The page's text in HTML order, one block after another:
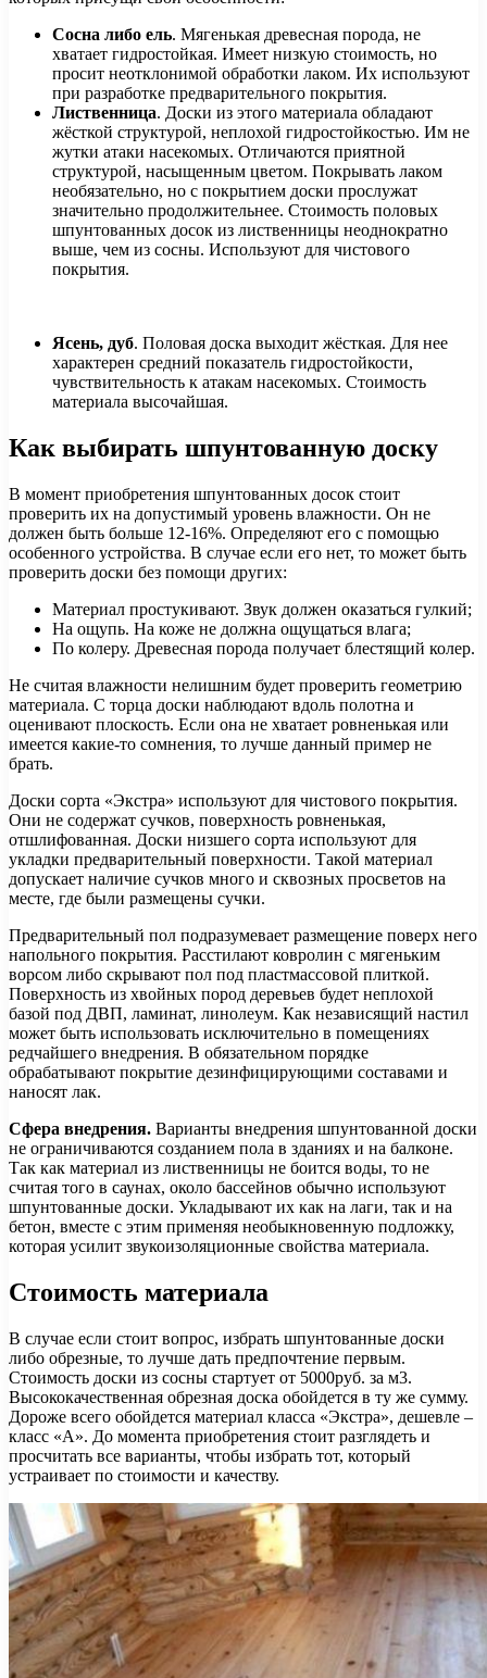
Сосна либо ель. Мягенькая древесная порода, не
хватает гидростойкая. Имеет низкую стоимость, но
просит неотклонимой обработки лаком. Их используют
при разработке предварительного покрытия.
Лиственница. Доски из этого материала обладают
жёсткой структурой, неплохой гидростойкостью. Им не
жутки атаки насекомых. Отличаются приятной
структурой, насыщенным цветом. Покрывать лаком
необязательно, но с покрытием доски прослужат
значительно продолжительнее. Стоимость половых
шпунтованных досок из лиственницы неоднократно
выше, чем из сосны. Используют для чистового
покрытия.
Ясень, дуб. Половая доска выходит жёсткая. Для нее
характерен средний показатель гидростойкости,
чувствительность к атакам насекомых. Стоимость
материала высочайшая.
Как выбирать шпунтованную доску
В момент приобретения шпунтованных досок стоит
проверить их на допустимый уровень влажности. Он не
должен быть больше 12-16%. Определяют его с помощью
особенного устройства. В случае если его нет, то может быть
проверить доски без помощи других:
Материал простукивают. Звук должен оказаться гулкий;
На ощупь. На коже не должна ощущаться влага;
По колеру. Древесная порода получает блестящий колер.
Не считая влажности нелишним будет проверить геометрию
материала. С торца доски наблюдают вдоль полотна и
оценивают плоскость. Если она не хватает ровненькая или
имеется какие-то сомнения, то лучше данный пример не
брать.
Доски сорта «Экстра» используют для чистового покрытия.
Они не содержат сучков, поверхность ровненькая,
отшлифованная. Доски низшего сорта используют для
укладки предварительный поверхности. Такой материал
допускает наличие сучков много и сквозных просветов на
месте, где были размещены сучки.
Предварительный пол подразумевает размещение поверх него
напольного покрытия. Расстилают ковролин с мягеньким
ворсом либо скрывают пол под пластмассовой плиткой.
Поверхность из хвойных пород деревьев будет неплохой
базой под ДВП, ламинат, линолеум. Как независящий настил
может быть использовать исключительно в помещениях
редчайшего внедрения. В обязательном порядке
обрабатывают покрытие дезинфицирующими составами и
наносят лак.
Сфера внедрения. Варианты внедрения шпунтованной доски
не ограничиваются созданием пола в зданиях и на балконе.
Так как материал из лиственницы не боится воды, то не
считая того в саунах, около бассейнов обычно используют
шпунтованные доски. Укладывают их как на лаги, так и на
бетон, вместе с этим применяя необыкновенную подложку,
которая усилит звукоизоляционные свойства материала.
Стоимость материала
В случае если стоит вопрос, избрать шпунтованные доски
либо обрезные, то лучше дать предпочтение первым.
Стоимость доски из сосны стартует от 5000руб. за м3.
Высококачественная обрезная доска обойдется в ту же сумму.
Дороже всего обойдется материал класса «Экстра», дешевле –
класс «А». До момента приобретения стоит разглядеть и
просчитать все варианты, чтобы избрать тот, который
устраивает по стоимости и качеству.